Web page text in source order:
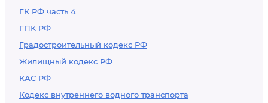
ГК РФ часть 4
ГПК РФ
Градостроительный кодекс РФ
Жилищный кодекс РФ
КАС РФ
Кодекс внутреннего водного транспорта